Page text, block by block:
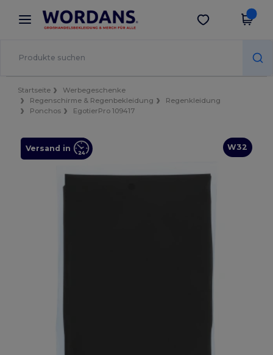
× Wordans App
Bessere Preise in der App!
App holen
Startseite
Werbegeschenke
Regenschirme & Regenbekleidung
Regenkleidung
Ponchos
EgotierPro 109417
W32
Versand in